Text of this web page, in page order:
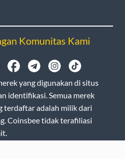
Komunitas Kami
yang digunakan di situs
identifikasi. Semua merek
terdaftar adalah milik dari
Coinsbee tidak terafiliasi